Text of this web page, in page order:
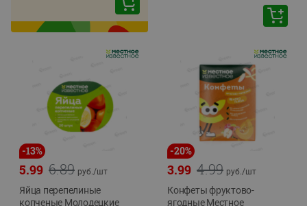
-13%
6.89
5.99 руб./шт
Яйца перепелиные
копченые Молодецкие
-20%
4.99
3.99 руб./шт
Конфеты фруктово-
ягодные Местное